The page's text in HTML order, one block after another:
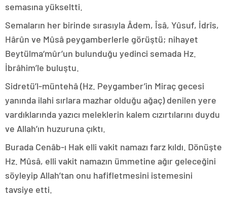
semasına yükseltti.
Semaların her birinde sırasıyla Âdem, Îsâ, Yûsuf, İdrîs,
Hârûn ve Mûsâ peygamberlerle görüştü; nihayet
Beytülma‘mûr’un bulunduğu yedinci semada Hz.
İbrâhim’le buluştu.
Sidretü’l-müntehâ (Hz. Peygamber’in Miraç gecesi
yanında ilahi sırlara mazhar olduğu ağaç) denilen yere
vardıklarında yazıcı meleklerin kalem cızırtılarını duydu
ve Allah’ın huzuruna çıktı.
Burada Cenâb-ı Hak elli vakit namazı farz kıldı. Dönüşte
Hz. Mûsâ, elli vakit namazın ümmetine ağır geleceğini
söyleyip Allah’tan onu hafifletmesini istemesini
tavsiye etti.